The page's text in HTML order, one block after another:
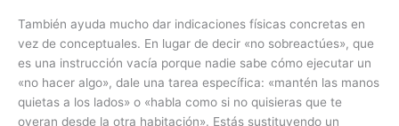
También ayuda mucho dar indicaciones físicas concretas en
vez de conceptuales. En lugar de decir «no sobreactúes», que
es una instrucción vacía porque nadie sabe cómo ejecutar un
«no hacer algo», dale una tarea específica: «mantén las manos
quietas a los lados» o «habla como si no quisieras que te
oyeran desde la otra habitación». Estás sustituyendo un